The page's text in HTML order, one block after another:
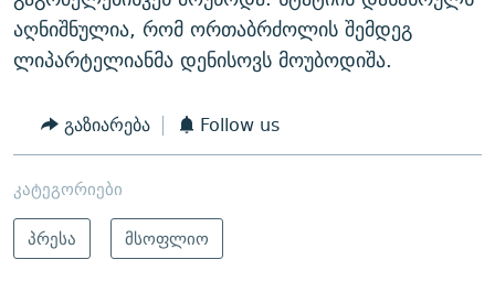
აღნიშნულია, რომ ორთაბრძოლის შემდეგ
ლიპარტელიანმა დენისოვს მოუბოდიშა.
გაზიარება Follow us
კატეგორიები
პრესა
მსოფლიო